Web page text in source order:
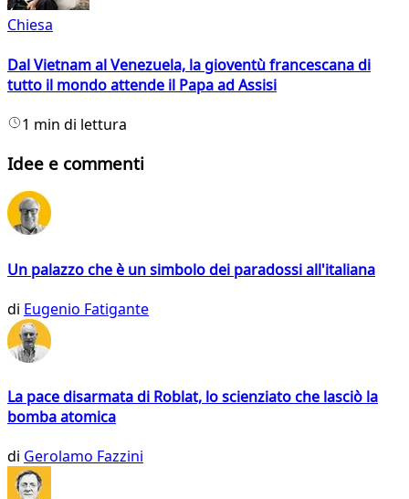
Chiesa
Dal Vietnam al Venezuela, la gioventù francescana di
tutto il mondo attende il Papa ad Assisi
1 min di lettura
Idee e commenti
Un palazzo che è un simbolo dei paradossi all'italiana
di Eugenio Fatigante
La pace disarmata di Roblat, lo scienziato che lasciò la
bomba atomica
di Gerolamo Fazzini